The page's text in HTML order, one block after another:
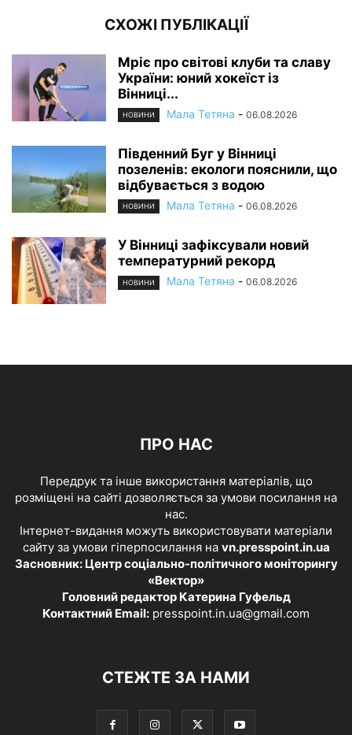
СХОЖІ ПУБЛІКАЦІЇ
Мріє про світові клуби та славу
України: юний хокеїст із
Вінниці...
НОВИНИ Мала Тетяна - 06.08.2026
Південний Буг у Вінниці
позеленів: екологи пояснили, що
відбувається з водою
НОВИНИ Мала Тетяна - 06.08.2026
У Вінниці зафіксували новий
температурний рекорд
НОВИНИ Мала Тетяна - 06.08.2026
ПРО НАС
Передрук та інше використання матеріалів, що
розміщені на сайті дозволяється за умови посилання на
нас.
Інтернет-видання можуть використовувати матеріали
сайту за умови гіперпосилання на vn.presspoint.in.ua
Засновник: Центр соціально-політичного моніторингу
«Вектор»
Головний редактор Катерина Гуфельд
Контактний Email: presspoint.in.ua@gmail.com
СТЕЖТЕ ЗА НАМИ